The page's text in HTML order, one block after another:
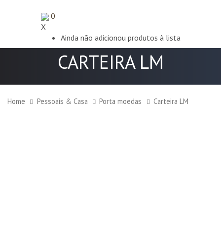
0
X
Ainda não adicionou produtos à lista
CARTEIRA LM
Home Pessoais & Casa Porta moedas Carteira LM